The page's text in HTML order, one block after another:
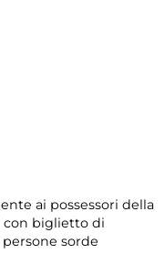
ai possessori della
con biglietto di
sorde